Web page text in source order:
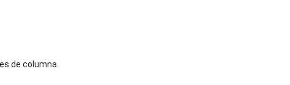
de columna.